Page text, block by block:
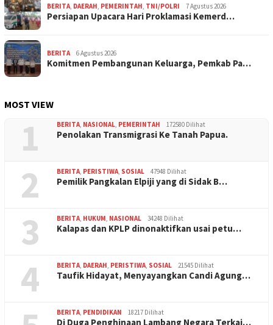
BERITA, DAERAH, PEMERINTAH, TNI/POLRI 7 Agustus 2026
Persiapan Upacara Hari Proklamasi Kemerd…
BERITA 6 Agustus 2026
Komitmen Pembangunan Keluarga, Pemkab Pa…
MOST VIEW
1 BERITA, NASIONAL, PEMERINTAH 172580 Dilihat
Penolakan Transmigrasi Ke Tanah Papua.
2 BERITA, PERISTIWA, SOSIAL 47948 Dilihat
Pemilik Pangkalan Elpiji yang di Sidak B…
3 BERITA, HUKUM, NASIONAL 34248 Dilihat
Kalapas dan KPLP dinonaktifkan usai petu…
4 BERITA, DAERAH, PERISTIWA, SOSIAL 21545 Dilihat
Taufik Hidayat, Menyayangkan Candi Agung…
BERITA, PENDIDIKAN 18217 Dilihat
Di Duga Penghinaan Lambang Negara Terkai…